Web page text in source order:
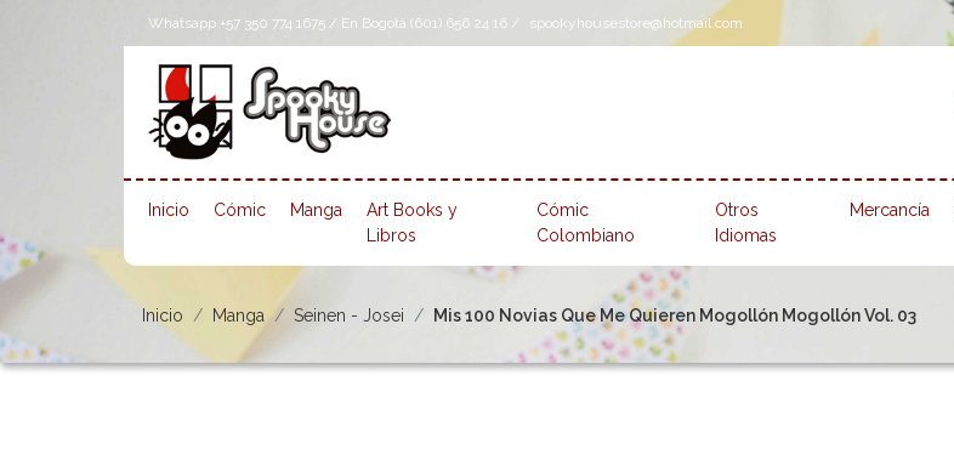
Whatsapp +57 350 774 1675 / En Bogotá (601) 656 24 16 / spookyhousestore@hotmail.com
Inicio Cómic Manga
Art Books y
Libros
Cómic
Colombiano
Otros
Idiomas
Mercancía
Inicio Manga Seinen - Josei Mis 100 Novias Que Me Quieren Mogollón Mogollón Vol. 03